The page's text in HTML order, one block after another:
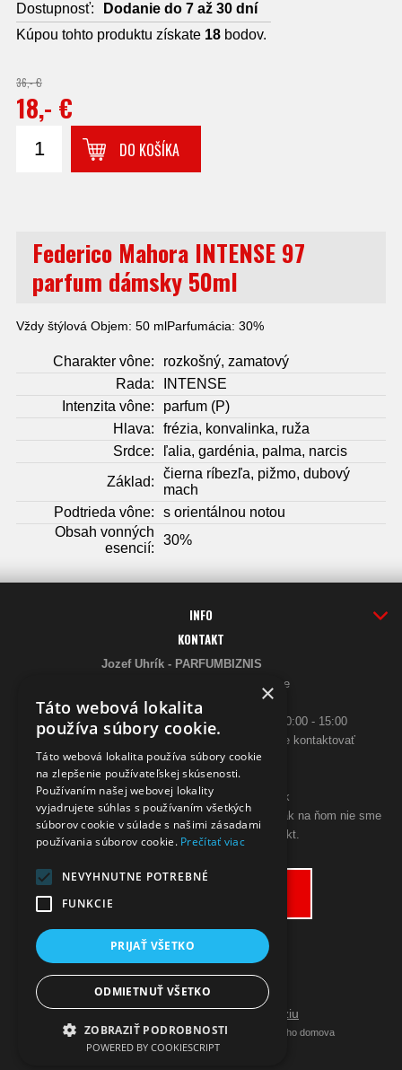
Dostupnosť:
Dodanie do 7 až 30 dní
Kúpou tohto produktu získate 18 bodov.
36,- €
18,- €
DO KOŠÍKA
Federico Mahora INTENSE 97
parfum dámsky 50ml
Vždy štýlová Objem: 50 mlParfumácia: 30%
Charakter vône:
rozkošný, zamatový
Rada:
INTENSE
Intenzita vône:
parfum (P)
Hlava:
frézia, konvalinka, ruža
Srdce:
ľalia, gardénia, palma, narcis
Základ:
čierna ríbezľa, pižmo, dubový
mach
Podtrieda vône:
s orientálnou notou
Obsah vonných
esencií:
30%
INFO
KONTAKT
Jozef Uhrík - PARFUMBIZNIS
Saratovská 2926/21 93405 Levice
Telefón:
0948 005 546
- PO-PIA: 10:00 - 18:00, SO 10:00 - 15:00
ak sa aj hneď nedovoláte, budeme Vás spätne kontaktovať
Email:
poslimasem@gmail.com
objednavky@zpohodliadomova.sk
Kontaktovať nás môžete aj cez zákaznícky chat, ak na ňom nie sme
prítomný, zanechajte na seba kontakt.
Prepnúť zobrazenie na plnú verziu
Copyright 2019 - 2026 © Nakupujte z pohodlia vášho domova
Vytvárame eshopy - Atomer.sk
×
Táto webová lokalita
používa súbory cookie.
Táto webová lokalita používa súbory cookie
na zlepšenie používateľskej skúsenosti.
Používaním našej webovej lokality
vyjadrujete súhlas s používaním všetkých
súborov cookie v súlade s našimi zásadami
používania súborov cookie. Prečítať viac
NEVYHNUTNE POTREBNÉ
FUNKCIE
PRIJAŤ VŠETKO
ODMIETNUŤ VŠETKO
ZOBRAZIŤ PODROBNOSTI
POWERED BY COOKIESCRIPT